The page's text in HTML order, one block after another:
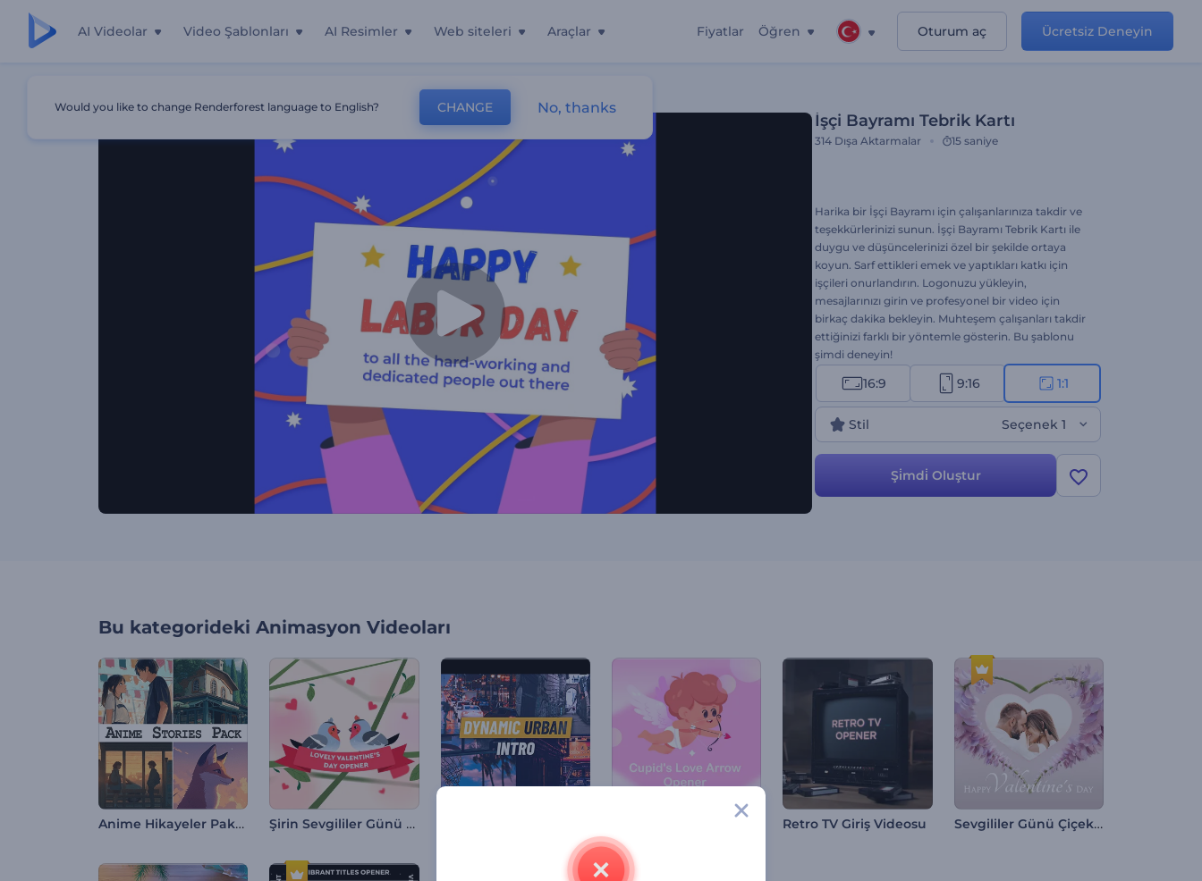
AI Videolar Video Şablonları AI Resimler Web siteleri Araçlar Fiyatlar Öğren Oturum aç Ücretsiz Deneyin
İşçi Bayramı Tebrik Kartı
314 Dışa Aktarmalar 15 saniye
Harika bir İşçi Bayramı için çalışanlarınıza takdir ve
teşekkürlerinizi sunun. İşçi Bayramı Tebrik Kartı ile
duygu ve düşüncelerinizi özel bir şekilde ortaya
koyun. Sarf ettikleri emek ve yaptıkları katkı için
işçileri onurlandırın. Logonuzu yükleyin,
mesajlarınızı girin ve profesyonel bir video için
birkaç dakika bekleyin. Muhteşem çalışanları takdir
ettiğinizi farklı bir yöntemle gösterin. Bu şablonu
şimdi deneyin!
16:9 9:16 1:1
Stil Seçenek 1
Şi̇mdi̇ Oluştur
Bu kategorideki Animasyon Videoları
Anime Hikayeler Paketi Şirin Sevgililer Günü Giriş Videosu Retro TV Giriş Videosu Sevgililer Günü Çiçekli Giriş Videosu
Would you like to change Renderforest language to English? CHANGE No, thanks